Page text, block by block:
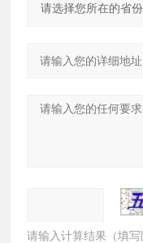
请输入计算结果（填